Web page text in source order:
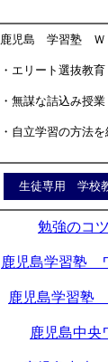
鹿児島 学習塾 Ｗ
・エリート選抜教
・無謀な詰込み授
・自立学習の方法を
生徒専用 学校
勉強のコ
鹿児島学習塾
鹿児島学習
鹿児島中央